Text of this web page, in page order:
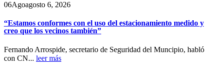
06Agoagosto 6, 2026
“Estamos conformes con el uso del estacionamiento medido y
creo que los vecinos también”
Fernando Arrospide, secretario de Seguridad del Muncipio, habló
con CN... leer más